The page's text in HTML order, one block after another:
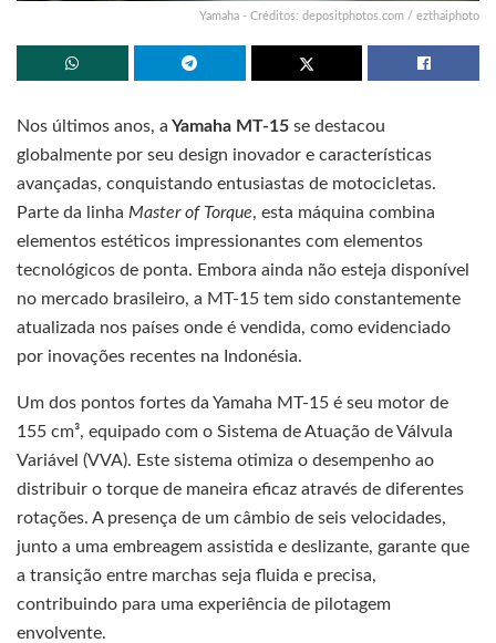
Yamaha - Créditos: depositphotos.com / ezthaiphoto
Nos últimos anos, a Yamaha MT-15 se destacou
globalmente por seu design inovador e características
avançadas, conquistando entusiastas de motocicletas.
Parte da linha Master of Torque, esta máquina combina
elementos estéticos impressionantes com elementos
tecnológicos de ponta. Embora ainda não esteja disponível
no mercado brasileiro, a MT-15 tem sido constantemente
atualizada nos países onde é vendida, como evidenciado
por inovações recentes na Indonésia.
Um dos pontos fortes da Yamaha MT-15 é seu motor de
155 cm³, equipado com o Sistema de Atuação de Válvula
Variável (VVA). Este sistema otimiza o desempenho ao
distribuir o torque de maneira eficaz através de diferentes
rotações. A presença de um câmbio de seis velocidades,
junto a uma embreagem assistida e deslizante, garante que
a transição entre marchas seja fluida e precisa,
contribuindo para uma experiência de pilotagem
envolvente.